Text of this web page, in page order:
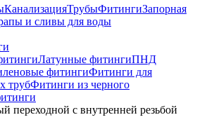
КанализацияТрубыФитингиЗапорная
и сливы для воды
Латунные фитингиПНД
фитингиФитинги для
трубФитинги из черного
переходной с внутренней резьбой